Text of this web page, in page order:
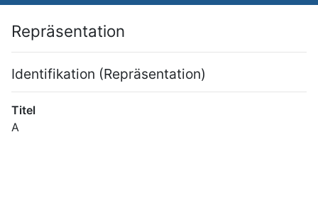
Repräsentation
Identifikation (Repräsentation)
Titel
A